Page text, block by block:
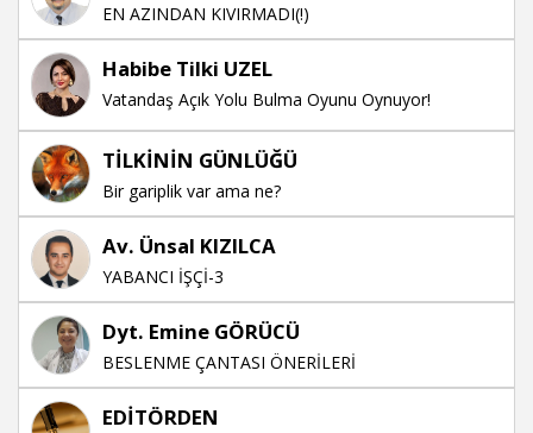
EN AZINDAN KIVIRMADI(!)
Habibe Tilki UZEL
Vatandaş Açık Yolu Bulma Oyunu Oynuyor!
TİLKİNİN GÜNLÜĞÜ
Bir gariplik var ama ne?
Av. Ünsal KIZILCA
YABANCI İŞÇİ-3
Dyt. Emine GÖRÜCÜ
BESLENME ÇANTASI ÖNERİLERİ
EDİTÖRDEN